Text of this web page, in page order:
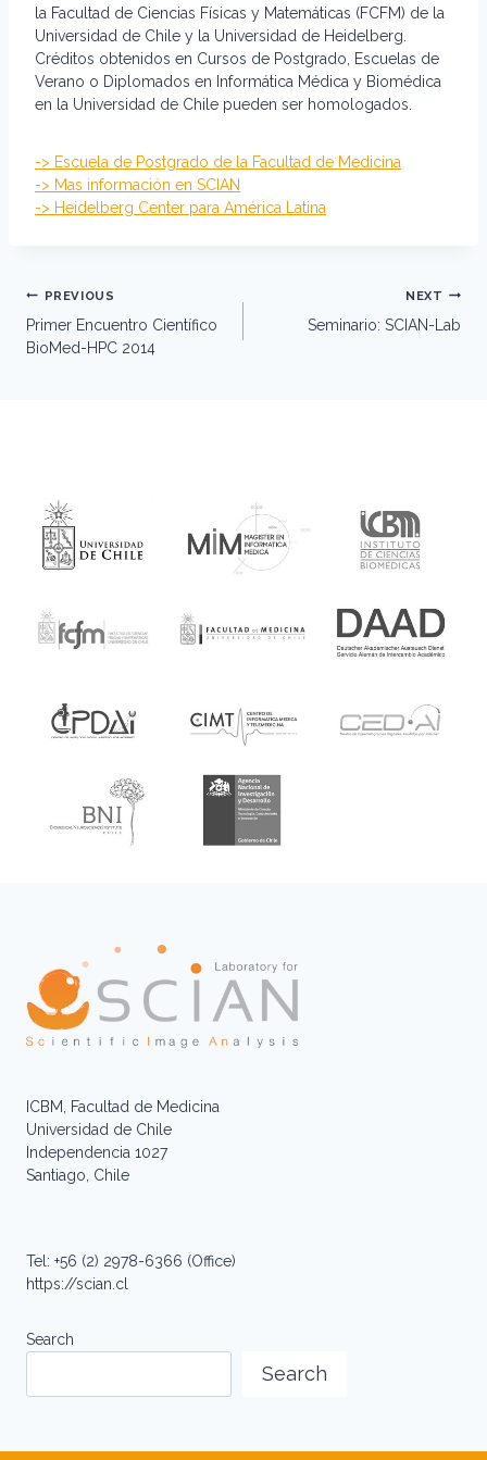
la Facultad de Ciencias Físicas y Matemáticas (FCFM) de la
Universidad de Chile y la Universidad de Heidelberg.
Créditos obtenidos en Cursos de Postgrado, Escuelas de
Verano o Diplomados en Informática Médica y Biomédica
en la Universidad de Chile pueden ser homologados.
-> Escuela de Postgrado de la Facultad de Medicina
-> Mas información en SCIAN
-> Heidelberg Center para América Latina
Post
navigation
PREVIOUS
Primer Encuentro Científico
BioMed-HPC 2014
NEXT
Seminario: SCIAN-Lab
ICBM, Facultad de Medicina
Universidad de Chile
Independencia 1027
Santiago, Chile
Tel: +56 (2) 2978-6366 (Office)
https://scian.cl
Search
Search